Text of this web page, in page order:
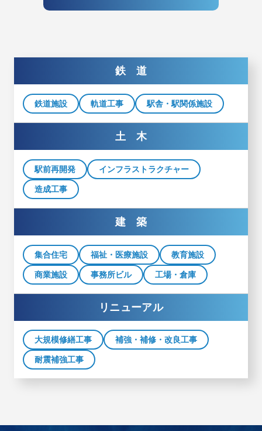
鉄 道
鉄道施設 軌道工事 駅舎・駅関係施設
土 木
駅前再開発 インフラストラクチャー
造成工事
建 築
集合住宅 福祉・医療施設 教育施設
商業施設 事務所ビル 工場・倉庫
リニューアル
大規模修繕工事 補強・補修・改良工事
耐震補強工事